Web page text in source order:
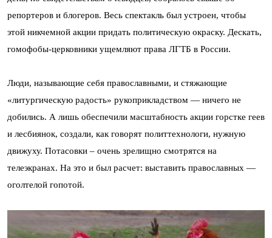
репортеров и блогеров. Весь спектакль был устроен, чтобы
этой никчемной акции придать политическую окраску. Дескать,
гомофобы-церковники ущемляют права ЛГТБ в России.
Люди, называющие себя православными, и стяжающие
«литургическую радость» рукоприкладством — ничего не
добились. А лишь обеспечили масштабность акции горстке геев
и лесбиянок, создали, как говорят политтехнологи, нужную
движуху. Потасовки – очень зрелищно смотрятся на
телеэкранах. На это и был расчет: выставить православных —
оголтелой гопотой.